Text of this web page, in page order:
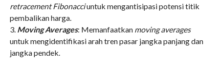
retracement Fibonacciuntuk mengantisipasi potensi titik
pembalikan harga.
3. Moving Averages: Memanfaatkan moving averages
untuk mengidentifikasi arah tren pasar jangka panjang dan
jangka pendek.